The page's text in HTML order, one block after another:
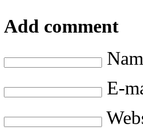
Add comment
E-